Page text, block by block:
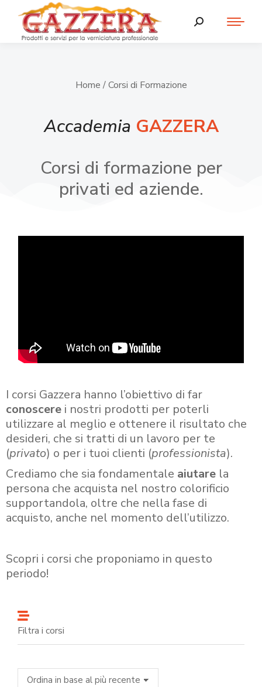
Home / Corsi di Formazione
Accademia GAZZERA
Corsi di formazione per
privati ed aziende.
I corsi Gazzera hanno l’obiettivo di far
conoscere i nostri prodotti per poterli
utilizzare al meglio e ottenere il risultato che
desideri, che si tratti di un lavoro per te
(privato) o per i tuoi clienti (professionista).
Crediamo che sia fondamentale aiutare la
persona che acquista nel nostro colorificio
supportandola, oltre che nella fase di
acquisto, anche nel momento dell’utilizzo.
Scopri i corsi che proponiamo in questo
periodo!
Filtra i corsi